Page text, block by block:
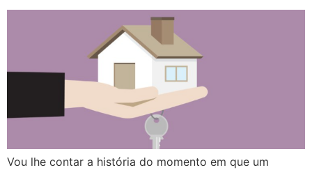
Vou lhe contar a história do momento em que um